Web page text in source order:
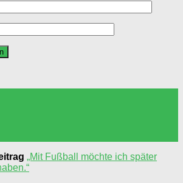
„Mit Fußball möchte ich später